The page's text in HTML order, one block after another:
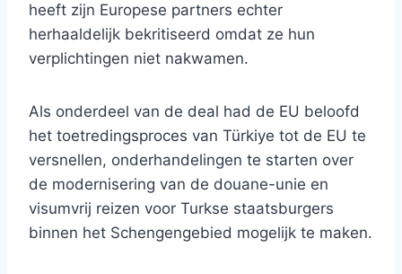
heeft zijn Europese partners echter
herhaaldelijk bekritiseerd omdat ze hun
verplichtingen niet nakwamen.
Als onderdeel van de deal had de EU beloofd
het toetredingsproces van Türkiye tot de EU te
versnellen, onderhandelingen te starten over
de modernisering van de douane-unie en
visumvrij reizen voor Turkse staatsburgers
binnen het Schengengebied mogelijk te maken.